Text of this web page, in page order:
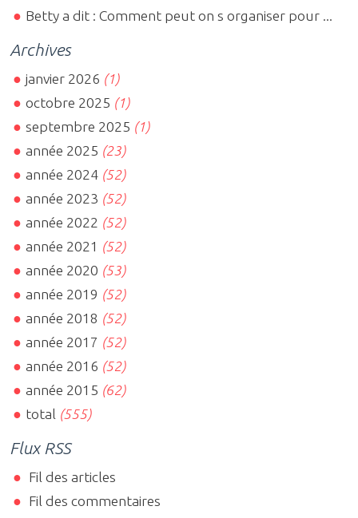
Betty a dit : Comment peut on s organiser pour ...
Archives
janvier 2026 (1)
octobre 2025 (1)
septembre 2025 (1)
année 2025 (23)
année 2024 (52)
année 2023 (52)
année 2022 (52)
année 2021 (52)
année 2020 (53)
année 2019 (52)
année 2018 (52)
année 2017 (52)
année 2016 (52)
année 2015 (62)
total (555)
Flux RSS
Fil des articles
Fil des commentaires